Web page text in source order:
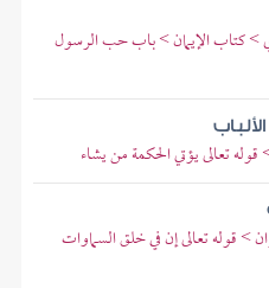
كتاب الإيمان > باب حب الرسول
تعالى يؤتي الحكمة من يشاء
> قوله تعالى إن في خلق السماوات